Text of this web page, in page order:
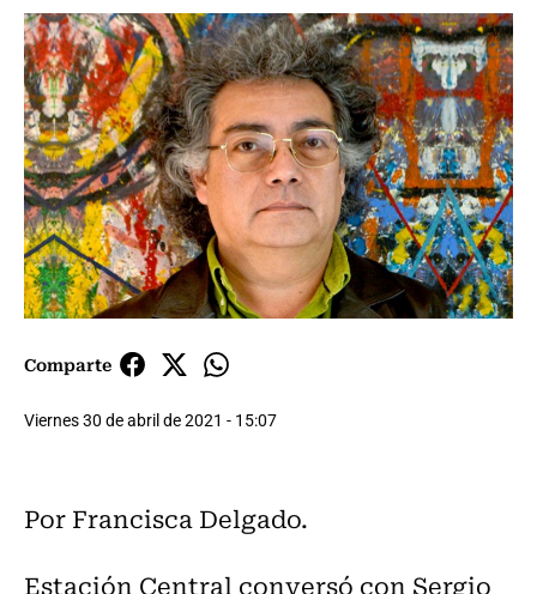
Comparte
Viernes 30 de abril de 2021 - 15:07
Por Francisca Delgado.
Estación Central conversó con Sergio